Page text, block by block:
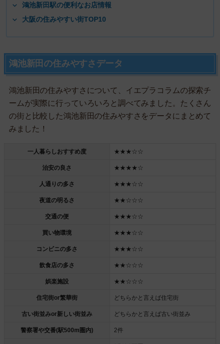
鴻池新田駅の便利なお店情報
大阪の住みやすい街TOP10
鴻池新田の住みやすさデータ
鴻池新田の住みやすさについて、イエプラコラムの探索チ
ームが実際に行っていろいろと調べてみました。たくさん
の街と比較した鴻池新田の住みやすさをデータにまとめて
みました！
一人暮らしおすすめ度 ★★★☆☆
治安の良さ ★★★★☆
人通りの多さ ★★★☆☆
夜道の明るさ ★★☆☆☆
交通の便 ★★★☆☆
買い物環境 ★★★☆☆
コンビニの多さ ★★★☆☆
飲食店の多さ ★★☆☆☆
娯楽施設 ★★☆☆☆
住宅街or繁華街 どちらかと言えば住宅街
古い街並みor新しい街並み どちらかと言えば古い街並み
警察署や交番(駅500m圏内) 2件